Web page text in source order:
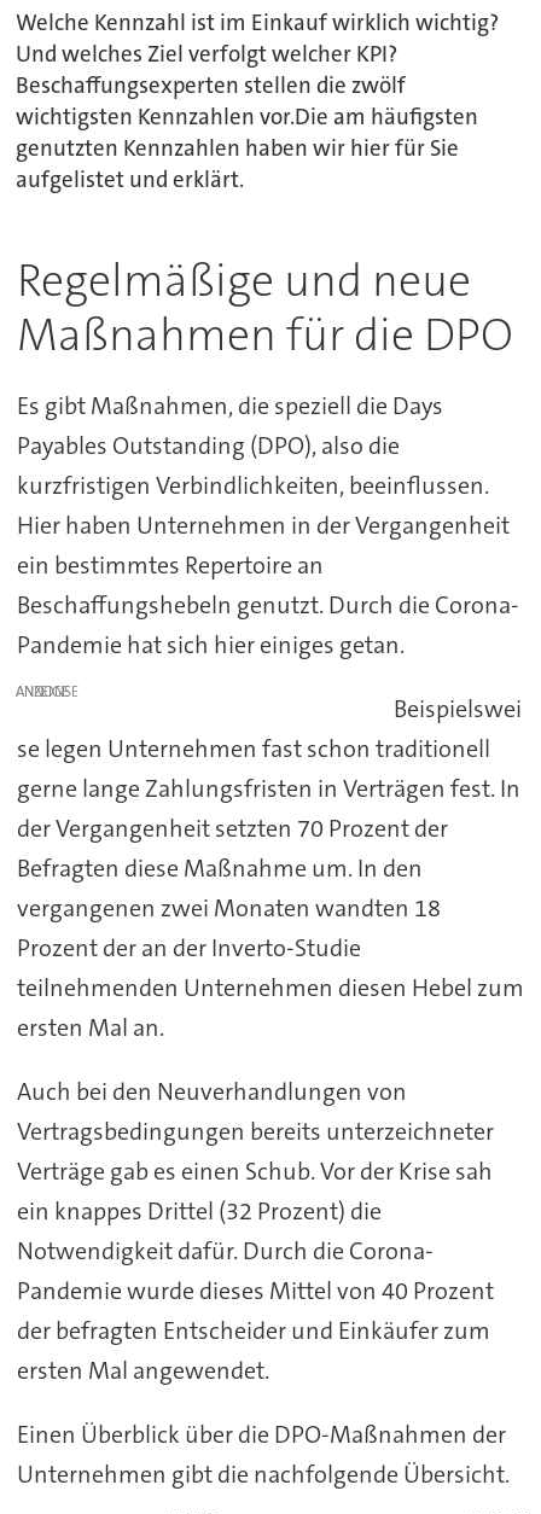
Welche Kennzahl ist im Einkauf wirklich wichtig?
Und welches Ziel verfolgt welcher KPI?
Beschaffungsexperten stellen die zwölf
wichtigsten Kennzahlen vor.Die am häufigsten
genutzten Kennzahlen haben wir hier für Sie
aufgelistet und erklärt.
Regelmäßige und neue
Maßnahmen für die DPO
Es gibt Maßnahmen, die speziell die Days
Payables Outstanding (DPO), also die
kurzfristigen Verbindlichkeiten, beeinflussen.
Hier haben Unternehmen in der Vergangenheit
ein bestimmtes Repertoire an
Beschaffungshebeln genutzt. Durch die Corona-
Pandemie hat sich hier einiges getan.
ANZEIGE
Beispielswei
se legen Unternehmen fast schon traditionell
gerne lange Zahlungsfristen in Verträgen fest. In
der Vergangenheit setzten 70 Prozent der
Befragten diese Maßnahme um. In den
vergangenen zwei Monaten wandten 18
Prozent der an der Inverto-Studie
teilnehmenden Unternehmen diesen Hebel zum
ersten Mal an.
Auch bei den Neuverhandlungen von
Vertragsbedingungen bereits unterzeichneter
Verträge gab es einen Schub. Vor der Krise sah
ein knappes Drittel (32 Prozent) die
Notwendigkeit dafür. Durch die Corona-
Pandemie wurde dieses Mittel von 40 Prozent
der befragten Entscheider und Einkäufer zum
ersten Mal angewendet.
Einen Überblick über die DPO-Maßnahmen der
Unternehmen gibt die nachfolgende Übersicht.